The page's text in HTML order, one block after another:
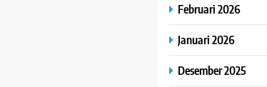
Februari 2026
Januari 2026
Desember 2025